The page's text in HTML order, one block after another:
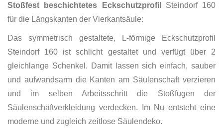
Stoßfest beschichtetes Eckschutzprofil
Steindorf 160
für die Längskanten der Vierkantsäule:
Das symmetrisch gestaltete, L-förmige Eckschutzprofil
Steindorf 160 ist schlicht gestaltet und verfügt über 2
gleichlange Schenkel. Damit lassen sich einfach, sauber
und aufwandsarm die Kanten am Säulenschaft verzieren
und im selben Arbeitsschritt die Stoßfugen der
Säulenschaftverkleidung verdecken. Im Nu entsteht eine
moderne und zugleich zeitlose Säulendeko.